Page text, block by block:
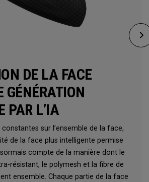
DE LA FACE
GÉNÉRATION
PAR L’IA
sur l’ensemble de la face,
de la face plus intelligente permise
compte de la manière dont le
résistant, le polymesh et la fibre de
ensemble. Chaque partie de la face